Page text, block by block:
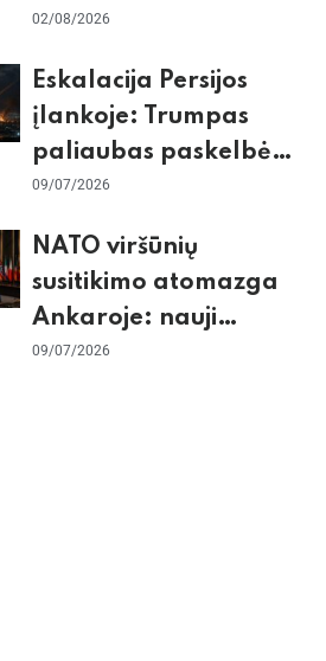
Kijevą, dronų smūgiai
žiemos krizės grėsmė
02/08/2026
Eskalacija Persijos
įlankoje: Trumpas
paliaubas paskelbė
baigtomis, JAV
taikinių Irane
09/07/2026
NATO viršūnių
susitikimo atomazga
Ankaroje: nauji
įsipareigojimai
09/07/2026